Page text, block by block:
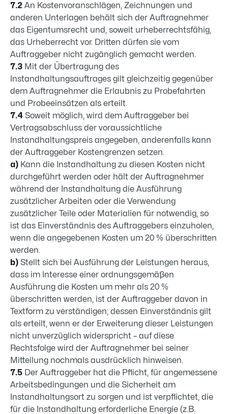
7.2 An Kostenvoranschlägen, Zeichnungen und
anderen Unterlagen behält sich der Auftrag­nehmer
das Eigentumsrecht und, soweit urheberrechtsfähig,
das Urheberrecht vor. Dritten dürfen sie vom
Auftraggeber nicht zu­gänglich ge­macht werden.
7.3 Mit der Übertragung des
Instandhaltungsauftrages gilt gleichzeitig gegenüber
dem Auftragnehmer die Er­laubnis zu Probefahrten
und Probeeinsätzen als erteilt.
7.4 Soweit möglich, wird dem Auftraggeber bei
Vertragsabschluss der voraussichtli­che
Instandhaltungspreis angegeben, anderenfalls kann
der Auftraggeber Kostengrenzen setzen.
a) Kann die Instandhaltung zu diesen Kosten nicht
durchgeführt werden oder hält der Auftragnehmer
während der Instandhaltung die Ausführung
zusätzlicher Arbeiten oder die Verwendung
zusätzlicher Teile oder Materialien für notwendig, so
ist das Einverständnis des Auftraggebers einzuholen,
wenn die angegebenen Kosten um 20 % überschritten
werden.
b) Stellt sich bei Ausführung der Leistungen heraus,
dass im Interesse ei­ner ordnungs­gemäßen
Ausführung die Kosten um mehr als 20 %
überschritten werden, ist der Auftraggeber da­von in
Textform zu verständigen; dessen Einverständnis gilt
als erteilt, wenn er der Erweiterung dieser Leistungen
nicht unverzüglich widerspricht – auf diese
Rechtsfolge wird der Auftragnehmer bei seiner
Mitteilung nochmals ausdrücklich hinweisen.
7.5 Der Auftraggeber hat die Pflicht, für angemessene
Arbeitsbedingungen und die Sicherheit am
Instandhaltungsort zu sorgen und ist verpflichtet, die
für die Instandhaltung erforderliche Energie (z.B.